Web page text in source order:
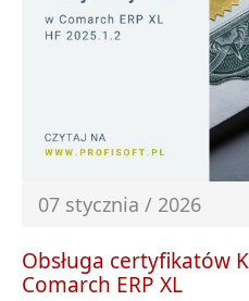
07 stycznia / 2026
Obsługa certyfikatów
Comarch ERP XL